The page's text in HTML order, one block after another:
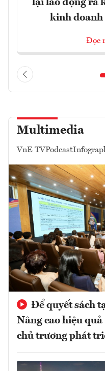
lại lao động ra
kinh doanh
Đọc
Multimedia
VnE TVPodcast
Để quyết sách
Nâng cao hiệu
chủ trương phát